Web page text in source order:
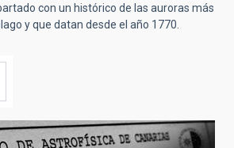
con un histórico de las auroras más
y que datan desde el año 1770.